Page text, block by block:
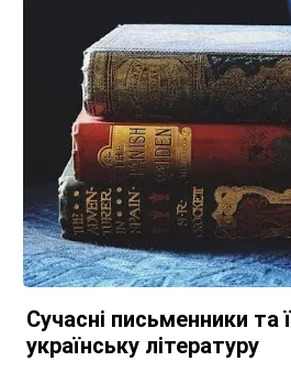
Сучасні письменники та
українську літературу